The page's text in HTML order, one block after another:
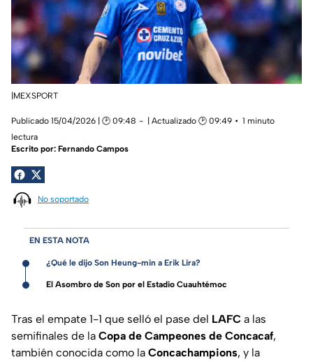
|MEXSPORT
Publicado 15/04/2026 | 🕑 09:48 | Actualizado 🕑 09:49
1 minuto
lectura
Escrito por: Fernando Campos
No soportado
EN ESTA NOTA
¿Qué le dijo Son Heung-min a Erik Lira?
El Asombro de Son por el Estadio Cuauhtémoc
Tras el empate 1-1 que selló el pase del LAFC a las
semifinales de la Copa de Campeones de Concacaf,
también conocida como la Concachampions, y la